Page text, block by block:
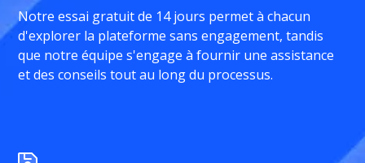
Notre essai gratuit de 14 jours permet à chacun
d'explorer la plateforme sans engagement, tandis
que notre équipe s'engage à fournir une assistance
et des conseils tout au long du processus.